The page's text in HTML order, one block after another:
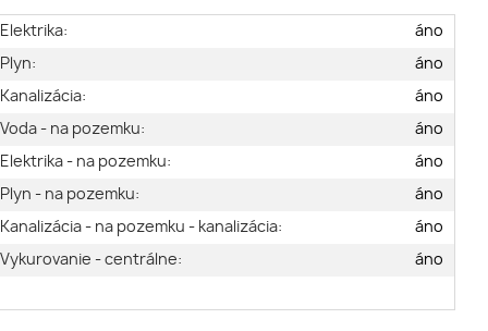
Elektrika:
áno
Plyn:
áno
Kanalizácia:
áno
Voda - na pozemku:
áno
Elektrika - na pozemku:
áno
Plyn - na pozemku:
áno
Kanalizácia - na pozemku - kanalizácia:
áno
Vykurovanie - centrálne:
áno